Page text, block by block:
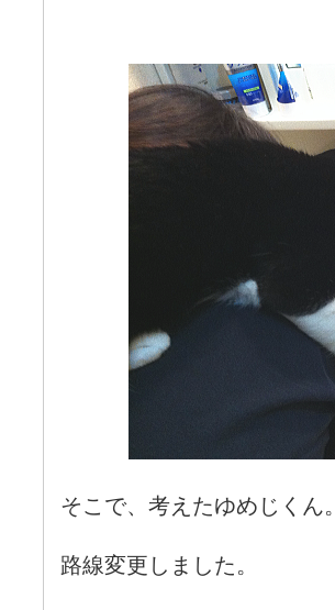
そこで、考えたゆめじくん。
路線変更しました。